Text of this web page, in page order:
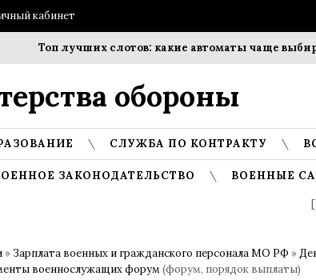
кабинет
Топ лучших слотов: какие автоматы чаще выбирают
обороны
СЛУЖБА ПО КОНТРАКТУ
ЗАКОНОДАТЕЛЬСТВО ВОЕННЫЕ
[
» Зарплата военных и гражданского персонала МО РФ »
военнослужащих форум(форум, порядок выплаты)